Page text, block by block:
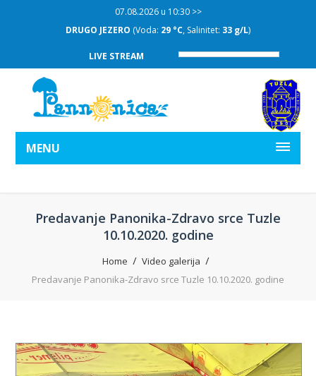
07.08.2026 u 10:30 >>
DRUGO JEZERO (Voda: 29 °C, Salinitet: 33 g/L)
LIVE STREAM
MENU
Predavanje Panonika-Zdravo srce Tuzle
10.10.2020. godine
Home
Video galerija
Predavanje Panonika-Zdravo srce Tuzle 10.10.2020. godine